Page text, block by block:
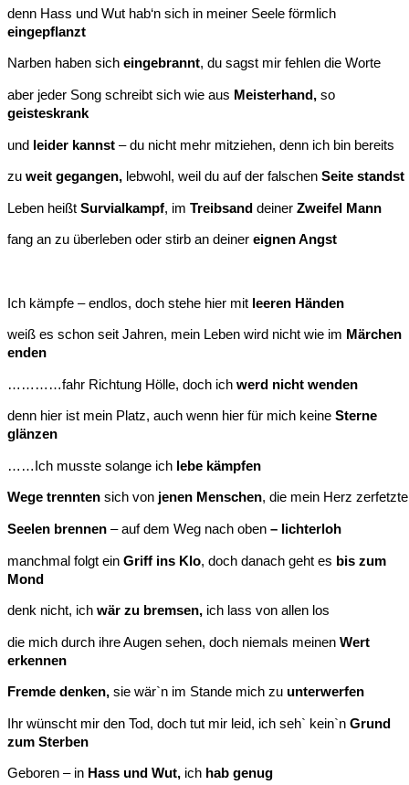
denn Hass und Wut hab‘n sich in meiner Seele förmlich
eingepflanzt
Narben haben sich eingebrannt, du sagst mir fehlen die Worte
aber jeder Song schreibt sich wie aus Meisterhand, so
geisteskrank
und leider kannst – du nicht mehr mitziehen, denn ich bin bereits
zu weit gegangen, lebwohl, weil du auf der falschen Seite standst
Leben heißt Survialkampf, im Treibsand deiner Zweifel Mann
fang an zu überleben oder stirb an deiner eignen Angst
Ich kämpfe – endlos, doch stehe hier mit leeren Händen
weiß es schon seit Jahren, mein Leben wird nicht wie im Märchen
enden
…………fahr Richtung Hölle, doch ich werd nicht wenden
denn hier ist mein Platz, auch wenn hier für mich keine Sterne
glänzen
……Ich musste solange ich lebe kämpfen
Wege trennten sich von jenen Menschen, die mein Herz
Seelen brennen – auf dem Weg nach oben – lichterloh
manchmal folgt ein Griff ins Klo, doch danach geht es bis zum
Mond
denk nicht, ich wär zu bremsen, ich lass von allen los
die mich durch ihre Augen sehen, doch niemals meinen Wert
erkennen
Fremde denken, sie wär`n im Stande mich zu unterwerfen
Ihr wünscht mir den Tod, doch tut mir leid, ich seh` kein`n Grund
zum Sterben
Geboren – in Hass und Wut, ich hab genug